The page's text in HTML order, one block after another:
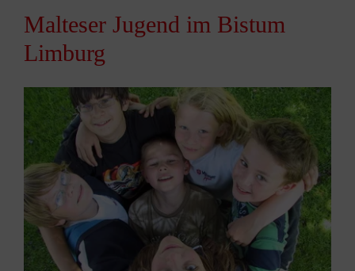
Malteser Jugend im Bistum
Limburg